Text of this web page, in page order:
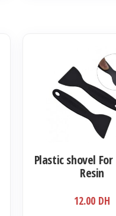
pagePlastic shovel For
Resin
12.00 DH